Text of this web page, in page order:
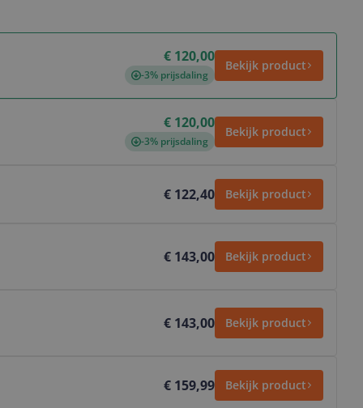
€ 120,00
-3% prijsdaling
Bekijk product
€ 120,00
-3% prijsdaling
Bekijk product
€ 122,40 Bekijk product
€ 143,00 Bekijk product
€ 143,00 Bekijk product
€ 159,99 Bekijk product